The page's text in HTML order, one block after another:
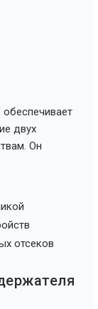
двух
Он
отсеков